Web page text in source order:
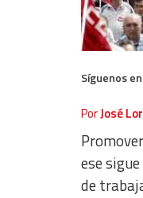
Síguenos
PorJosé
ese
de